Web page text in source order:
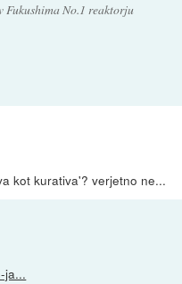
Fukushima No.1 reaktorju
kot kurativa'? verjetno ne...
ja...